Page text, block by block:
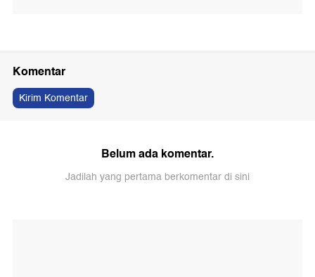
Komentar
Kirim Komentar
Belum ada komentar.
Jadilah yang pertama berkomentar di sini